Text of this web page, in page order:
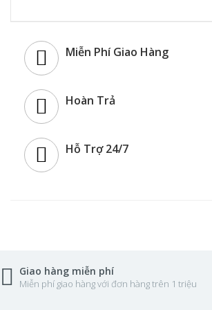
Miễn Phí Giao Hàng
Hoàn Trả
Hỗ Trợ 24/7
Giao hàng miễn phí
Miễn phí giao hàng với đơn hàng trên 1 triệu